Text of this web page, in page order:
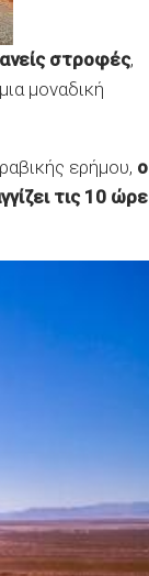
στροφές,
μοναδική
ερήμου, ο
τις 10